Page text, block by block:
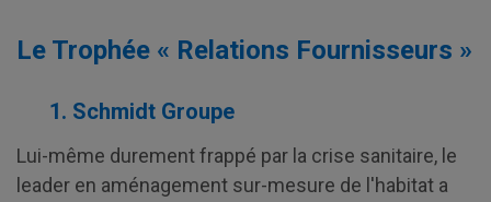
Le Trophée « Relations Fournisseurs »
1. Schmidt Groupe
Lui-même durement frappé par la crise sanitaire, le
leader en aménagement sur-mesure de l'habitat a